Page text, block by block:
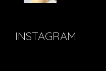
INSTAGRAM